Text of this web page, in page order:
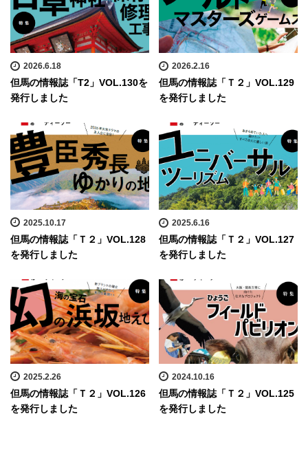
2026.6.18
但馬の情報誌「T2」VOL.130を
発行しました
2026.2.16
但馬の情報誌「Ｔ２」VOL.129
を発行しました
2025.10.17
但馬の情報誌「Ｔ２」VOL.128
を発行しました
2025.6.16
但馬の情報誌「Ｔ２」VOL.127
を発行しました
2025.2.26
但馬の情報誌「Ｔ２」VOL.126
を発行しました
2024.10.16
但馬の情報誌「Ｔ２」VOL.125
を発行しました